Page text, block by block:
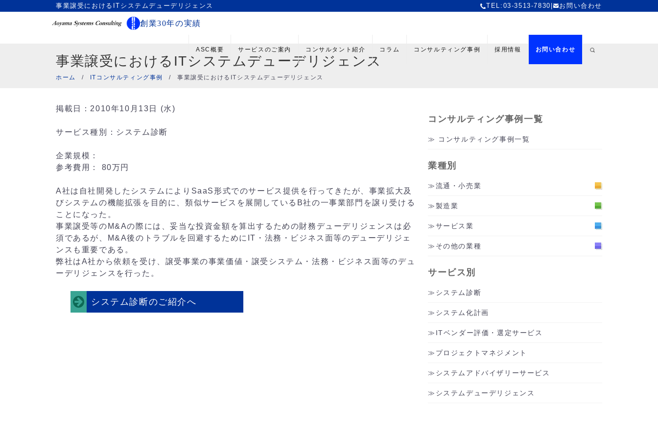
事業譲受におけるITシステムデューデリジェンス TEL:03-3513-7830 お問い合わせ
創業30年の実績
ASC概要 サービスのご案内 コンサルタント紹介 コラム コンサルティング事例 採用情報 お問い合わせ
事業譲受におけるITシステムデューデリジェンス
ホーム / ITコンサルティング事例 /事業譲受におけるITシステムデューデリジェンス
掲載日：2010年10月13日 (水)
サービス種別：システム診断
企業規模：
参考費用： 80万円
A社は自社開発したシステムによりSaaS形式でのサービス提供を行ってきたが、事業拡大及
びシステムの機能拡張を目的に、類似サービスを展開しているB社の一事業部門を譲り受ける
ことになった。
事業譲受等のM&Aの際には、妥当な投資金額を算出するための財務デューデリジェンスは必
須であるが、M&A後のトラブルを回避するためにIT・法務・ビジネス面等のデューデリジェ
ンスも重要である。
弊社はA社から依頼を受け、譲受事業の事業価値・譲受システム・法務・ビジネス面等のデュ
ーデリジェンスを行った。
システム診断のご紹介へ
コンサルティング事例一覧
コンサルティング事例一覧
業種別
流通・小売業
製造業
サービス業
その他の業種
サービス別
システム診断
システム化計画
ITベンダー評価・選定サービス
プロジェクトマネジメント
システムアドバイザリーサービス
システムデューデリジェンス